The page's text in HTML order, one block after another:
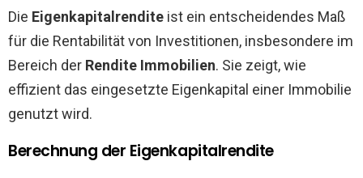
Die Eigenkapitalrendite ist ein entscheidendes Maß
für die Rentabilität von Investitionen, insbesondere im
Bereich der Rendite Immobilien. Sie zeigt, wie
effizient das eingesetzte Eigenkapital einer Immobilie
genutzt wird.
Berechnung der Eigenkapitalrendite